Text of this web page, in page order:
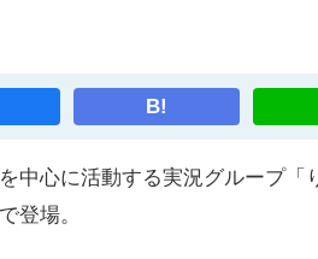
B!
中心に活動する実況グループ「
登場。